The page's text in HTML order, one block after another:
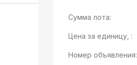
Сумма лота:
Цена за единицу, :
Номер объявления: